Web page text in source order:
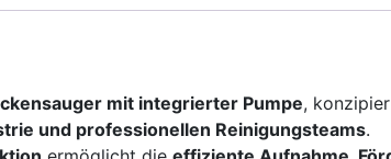
Menge
mit integrierter Pumpe,
und professionellen Reinigungsteams.